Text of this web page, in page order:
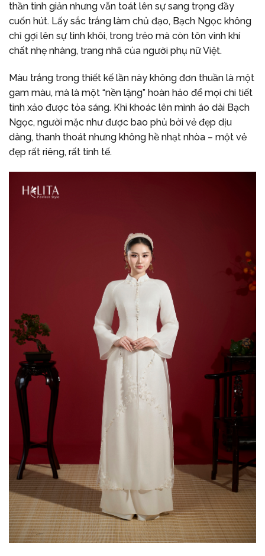
thần tinh giản nhưng vẫn toát lên sự sang trọng đầy
cuốn hút. Lấy sắc trắng làm chủ đạo, Bạch Ngọc không
chỉ gợi lên sự tinh khôi, trong trẻo mà còn tôn vinh khí
chất nhẹ nhàng, trang nhã của người phụ nữ Việt.
Màu trắng trong thiết kế lần này không đơn thuần là một
gam màu, mà là một “nền lặng” hoàn hảo để mọi chi tiết
tinh xảo được tỏa sáng. Khi khoác lên mình áo dài Bạch
Ngọc, người mặc như được bao phủ bởi vẻ đẹp dịu
dàng, thanh thoát nhưng không hề nhạt nhòa – một vẻ
đẹp rất riêng, rất tinh tế.